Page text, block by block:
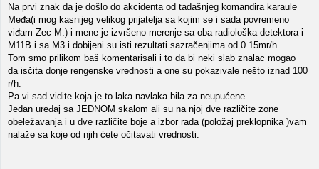
Na prvi znak da je došlo do akcidenta od tadašnjeg komandira karaule
Međa(i mog kasnijeg velikog prijatelja sa kojim se i sada povremeno
viđam Zec M.) i mene je izvršeno merenje sa oba radiološka detektora i
M11B i sa M3 i dobijeni su isti rezultati sazračenjima od 0.15mr/h.
Tom smo prilikom baš komentarisali i to da bi neki slab znalac mogao
da isčita donje rengenske vrednosti a one su pokazivale nešto iznad 100
r/h.
Pa vi sad vidite koja je to laka navlaka bila za neupućene.
Jedan uređaj sa JEDNOM skalom ali su na njoj dve različite zone
obeležavanja i u dve različite boje a izbor rada (položaj preklopnika )vam
nalaže sa koje od njih ćete očitavati vrednosti.